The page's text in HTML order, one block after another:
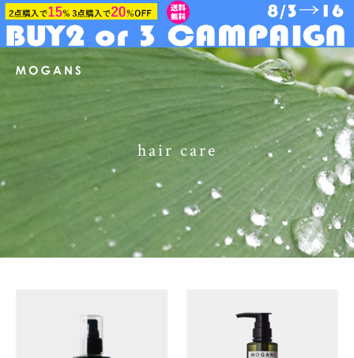
hair care